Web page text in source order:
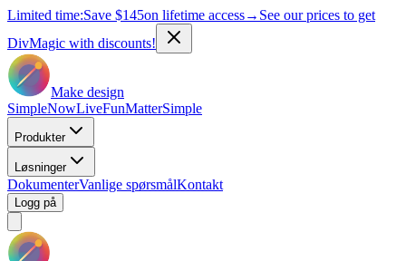
Limited time:Save $145on lifetime access→ See our prices to get
DivMagic with discounts!
Make design
SimpleNowLiveFunMatterSimple
Produkter
Løsninger
DokumenterVanlige spørsmålKontakt
Logg på